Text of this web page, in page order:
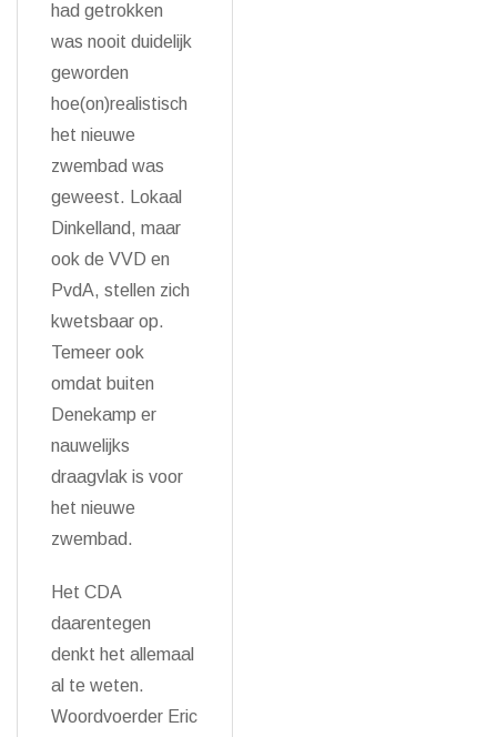
had getrokken
was nooit duidelijk
geworden
hoe(on)realistisch
het nieuwe
zwembad was
geweest. Lokaal
Dinkelland, maar
ook de VVD en
PvdA, stellen zich
kwetsbaar op.
Temeer ook
omdat buiten
Denekamp er
nauwelijks
draagvlak is voor
het nieuwe
zwembad.
Het CDA
daarentegen
denkt het allemaal
al te weten.
Woordvoerder Eric